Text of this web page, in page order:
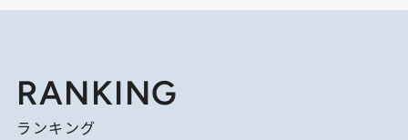
RANKING
ランキング